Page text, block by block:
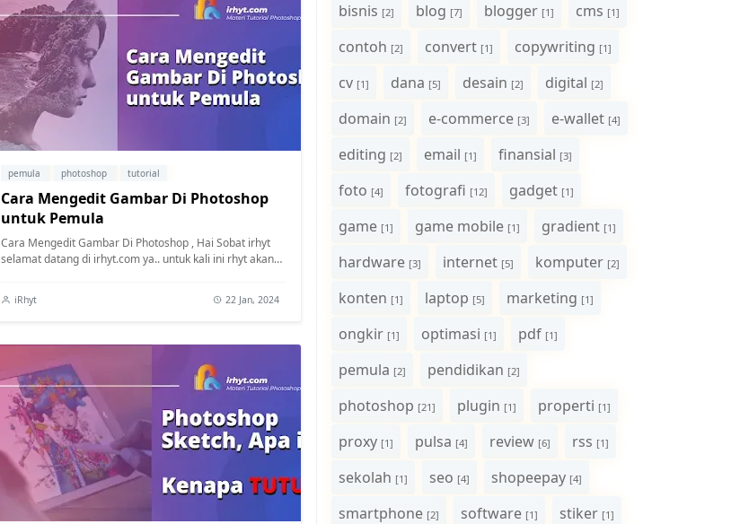
pemula photoshop tutorial
Cara Mengedit Gambar Di Photoshop
untuk Pemula
Cara Mengedit Gambar Di Photoshop , Hai Sobat irhyt
selamat datang di irhyt.com ya.. untuk kali ini rhyt akan
iRhyt 22 Jan, 2024
bisnis [2] blog [7] blogger [1] cms [1]
contoh [2] convert [1] copywriting [1]
cv [1] dana [5] desain [2] digital [2]
domain [2] e-commerce [3] e-wallet [4]
editing [2] email [1] finansial [3]
foto [4] fotografi [12] gadget [1]
game [1] game mobile [1] gradient [1]
hardware [3] internet [5] komputer [2]
konten [1] laptop [5] marketing [1]
ongkir [1] optimasi [1] pdf [1]
pemula [2] pendidikan [2]
photoshop [21] plugin [1] properti [1]
proxy [1] pulsa [4] review [6] rss [1]
sekolah [1] seo [4] shopeepay [4]
smartphone [2] software [1] stiker [1]